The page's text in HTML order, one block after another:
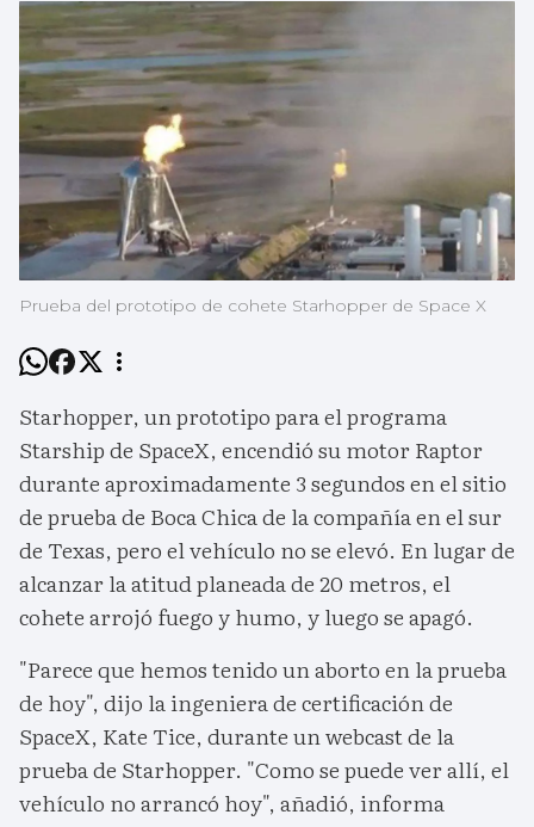
Prueba del prototipo de cohete Starhopper de Space X
Starhopper, un prototipo para el programa
Starship de SpaceX, encendió su motor Raptor
durante aproximadamente 3 segundos en el sitio
de prueba de Boca Chica de la compañía en el sur
de Texas, pero el vehículo no se elevó. En lugar de
alcanzar la atitud planeada de 20 metros, el
cohete arrojó fuego y humo, y luego se apagó.
"Parece que hemos tenido un aborto en la prueba
de hoy", dijo la ingeniera de certificación de
SpaceX, Kate Tice, durante un webcast de la
prueba de Starhopper. "Como se puede ver allí, el
vehículo no arrancó hoy", añadió, informa